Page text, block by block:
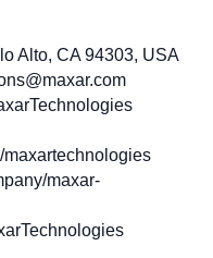
Alto, CA 94303, USA
maxartechnologies
maxar-